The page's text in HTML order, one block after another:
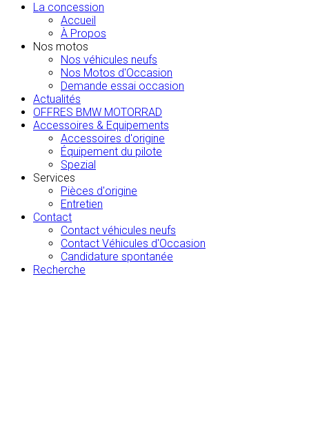
La concession
Accueil
À Propos
Nos motos
Nos véhicules neufs
Nos Motos d'Occasion
Demande essai occasion
Actualités
OFFRES BMW MOTORRAD
Accessoires & Equipements
Accessoires d'origine
Équipement du pilote
Spezial
Services
Pièces d'origine
Entretien
Contact
Contact véhicules neufs
Contact Véhicules d'Occasion
Candidature spontanée
Recherche